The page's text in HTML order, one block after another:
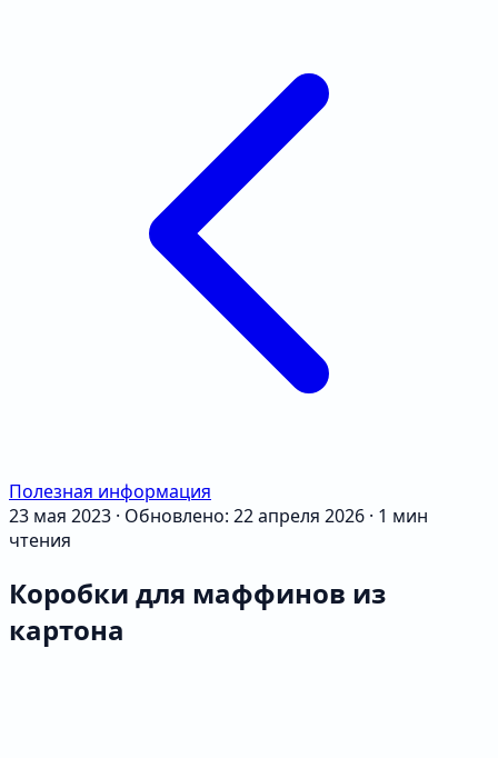
Полезная информация
23 мая 2023 · Обновлено: 22 апреля 2026 · 1 мин
чтения
Коробки для маффинов из
картона